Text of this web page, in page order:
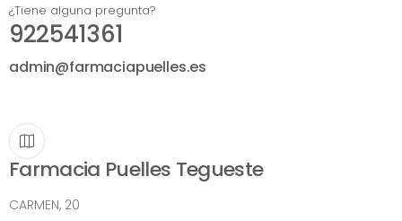
¿Tiene alguna pregunta?
922541361
admin@farmaciapuelles.es
Farmacia Puelles Tegueste
CARMEN, 20